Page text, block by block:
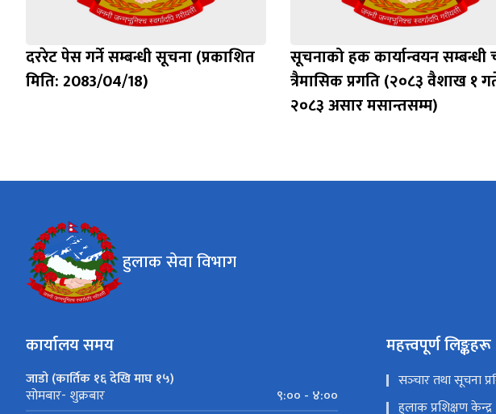
दररेट पेस गर्ने सम्बन्धी सूचना (प्रकाशित
मिति: 2083/04/18)
सूचनाको हक कार्यान्वयन सम्बन्धी
त्रैमासिक प्रगति (२०८३ वैशाख १
२०८३ असार मसान्तसम्म)
हुलाक सेवा विभाग
कार्यालय समय
जाडो (कार्तिक १६ देखि माघ १५)
सोमबार- शुक्रबार
९:०० - ४:००
महत्त्वपूर्ण लिङ्कहरू
सञ्‍चार तथा सूचना
हुलाक प्रशिक्षण केन्द्र